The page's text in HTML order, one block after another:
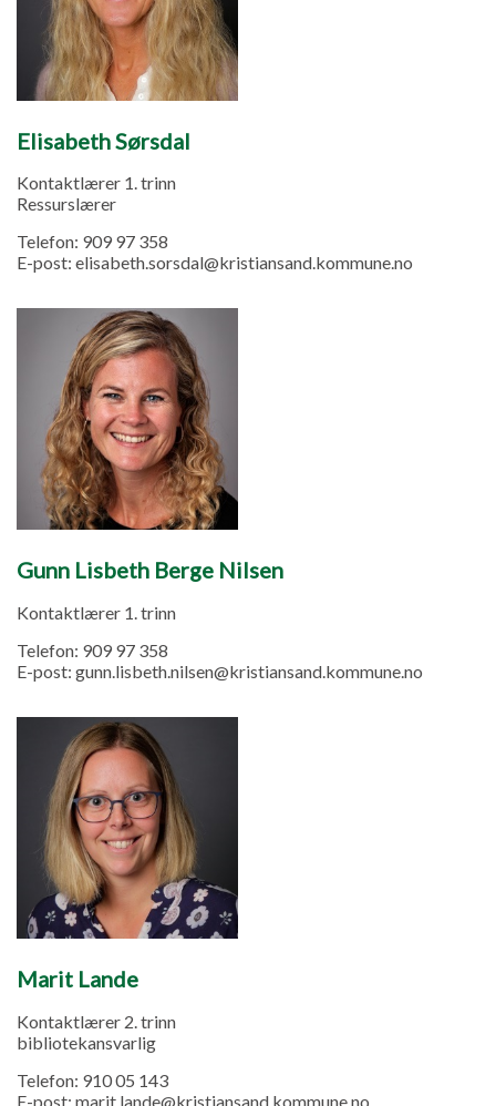
Elisabeth Sørsdal
Kontaktlærer 1. trinn
Ressurslærer
Telefon: 909 97 358
E-post: elisabeth.sorsdal@kristiansand.kommune.no
Gunn Lisbeth Berge Nilsen
Kontaktlærer 1. trinn
Telefon: 909 97 358
E-post: gunn.lisbeth.nilsen@kristiansand.kommune.no
Marit Lande
Kontaktlærer 2. trinn
bibliotekansvarlig
Telefon: 910 05 143
E-post: marit.lande@kristiansand.kommune.no